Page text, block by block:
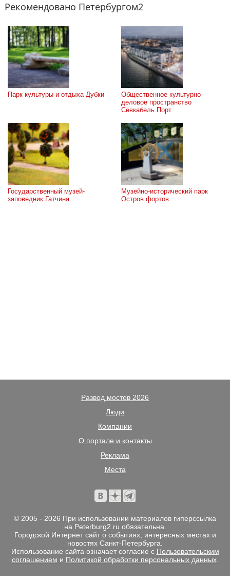
Рекомендовано Петербургом2
Парк культуры и отдыха Дубки
Общественное культурно-
деловое пространство
Севкабель Порт
Государственный музей-
заповедник Гатчина
Музейно-исторический парк
Остров фортов
Развод мостов 2026
Люди
Компании
О портале и контакты
Реклама
Места
© 2005 - 2026 При использовании материалов гиперссылка
на Peterburg2.ru обязательна.
Городской Интернет сайт о событиях, интересных местах и
новостях Санкт-Петербурга.
Использование сайта означает согласие с Пользовательским
соглашением и Политикой обработки персональных данных.